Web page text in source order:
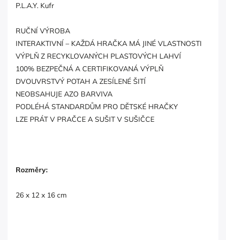
P.L.A.Y. Kufr
RUČNÍ VÝROBA
INTERAKTIVNÍ – KAŽDÁ HRAČKA MÁ JINÉ VLASTNOSTI
VÝPLŇ Z RECYKLOVANÝCH PLASTOVÝCH LAHVÍ
100% BEZPEČNÁ A CERTIFIKOVANÁ VÝPLŇ
DVOUVRSTVÝ POTAH A ZESÍLENÉ ŠITÍ
NEOBSAHUJE AZO BARVIVA
PODLÉHÁ STANDARDŮM PRO DĚTSKÉ HRAČKY
LZE PRÁT V PRAČCE A SUŠIT V SUŠIČCE
Rozměry:
26 x 12 x 16 cm